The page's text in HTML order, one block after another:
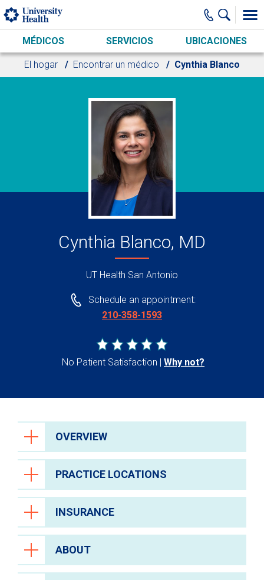
Skip to main content
MÉDICOS SERVICIOS UBICACIONES
El hogar Encontrar un médico Cynthia Blanco
Cynthia Blanco, MD
UT Health San Antonio
Schedule an appointment:
210-358-1593
No Patient Satisfaction Why not?
OVERVIEW
PRACTICE LOCATIONS
INSURANCE
ABOUT